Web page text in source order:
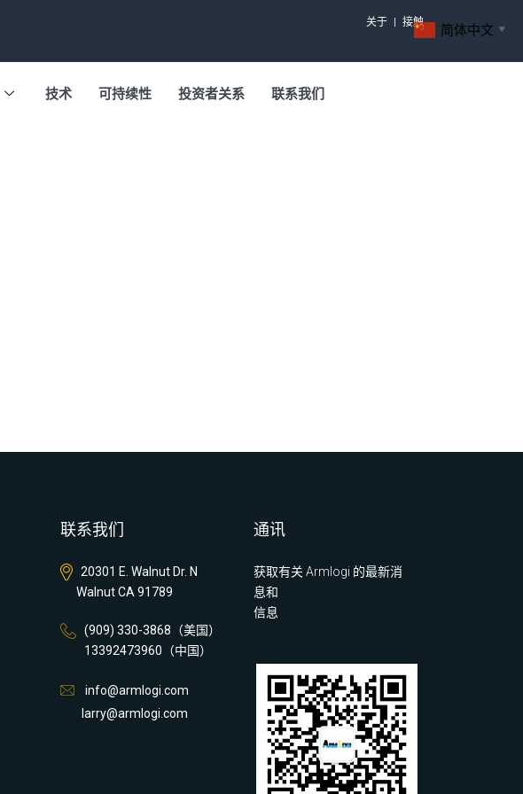
关于 接触
技术 可持续性 投资者关系 联系我们
联系我们
20301 E. Walnut Dr. N
Walnut CA 91789
(909) 330-3868（美国）
13392473960（中国）
info@armlogi.com
larry@armlogi.com
通讯
获取有关 Armlogi 的最新消
息和
信息
简体中文 ▼